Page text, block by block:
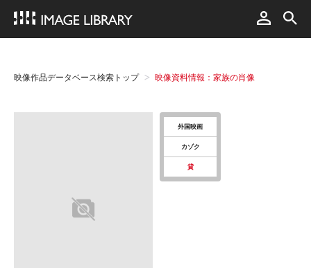
映像作品データベース検索トップ 映像資料情報：家族の肖像
外国映画
カゾク
貸